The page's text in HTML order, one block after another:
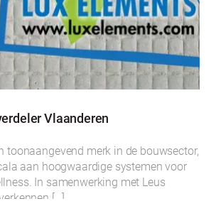
Vlaanderen
toonaangevend merk in de bouwsector,
aan hoogwaardige systemen voor
In samenwerking met Leus
[…]